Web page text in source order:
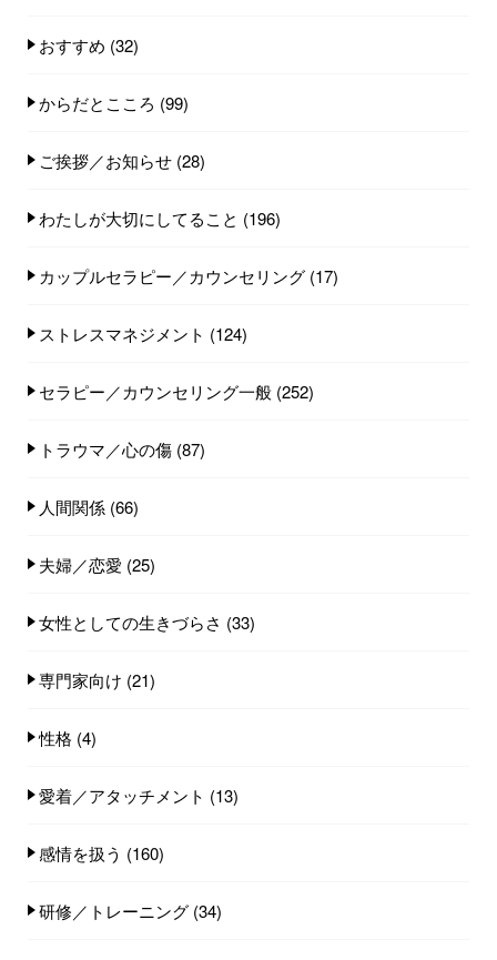
おすすめ (32)
からだとこころ (99)
ご挨拶／お知らせ (28)
わたしが大切にしてること (196)
カップルセラピー／カウンセリング (17)
ストレスマネジメント (124)
セラピー／カウンセリング一般 (252)
トラウマ／心の傷 (87)
人間関係 (66)
夫婦／恋愛 (25)
女性としての生きづらさ (33)
専門家向け (21)
性格 (4)
愛着／アタッチメント (13)
感情を扱う (160)
研修／トレーニング (34)